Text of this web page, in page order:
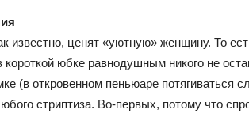
известно, ценят «уютную» женщину. То
юбке равнодушным никого не
(в откровенном пеньюаре потягиваться
стриптиза. Во-первых, потому что